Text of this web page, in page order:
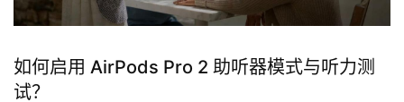
如何启用 AirPods Pro 2 助听器模式与听力测
试？